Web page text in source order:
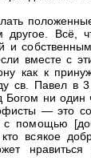
другое. Всё,
и
вместе с
как к
св. Павел в 3
Богом ни один
— это
с помощью
кто всякое
нравиться